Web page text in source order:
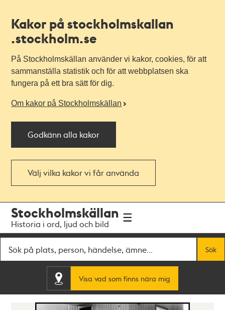
Kakor på stockholmskallan
.stockholm.se
På Stockholmskällan använder vi kakor, cookies, för att
sammanställa statistik och för att webbplatsen ska
fungera på ett bra sätt för dig.
Om kakor på Stockholmskällan
Godkänn alla kakor
Välj vilka kakor vi får använda
navigationen
huvudinnehållet
Stockholmskällan
Historia i ord, ljud och bild
Sök
Visa vad som finns nära mig